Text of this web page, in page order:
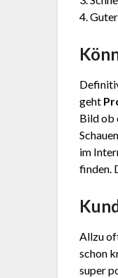
4.
geht
Bild ob
im
finden.
Allzu
schon
super